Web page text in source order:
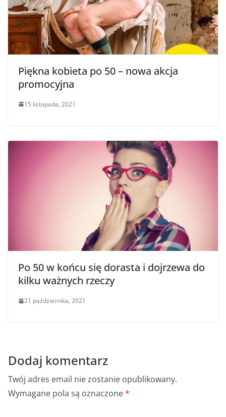
Piękna kobieta po 50 – nowa akcja
promocyjna
15 listopada, 2021
Po 50 w końcu się dorasta i dojrzewa do
kilku ważnych rzeczy
21 października, 2021
Dodaj komentarz
Twój adres email nie zostanie opublikowany.
Wymagane pola są oznaczone*